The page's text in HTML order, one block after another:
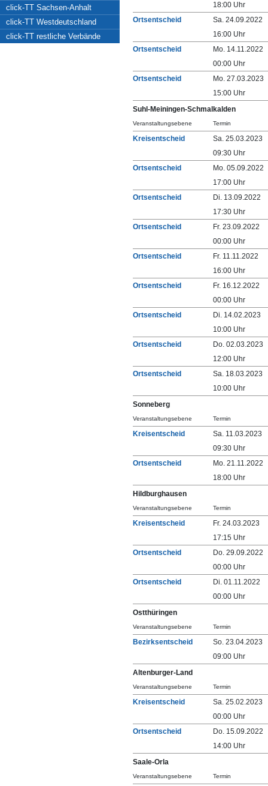
click-TT Sachsen-Anhalt
click-TT Westdeutschland
click-TT restliche Verbände
18:00 Uhr
Ortsentscheid
Sa. 24.09.2022
16:00 Uhr
Ortsentscheid
Mo. 14.11.2022
00:00 Uhr
Ortsentscheid
Mo. 27.03.2023
15:00 Uhr
Suhl-Meiningen-Schmalkalden
Veranstaltungsebene Termin
Kreisentscheid
Sa. 25.03.2023
09:30 Uhr
Ortsentscheid
Mo. 05.09.2022
17:00 Uhr
Ortsentscheid
Di. 13.09.2022
17:30 Uhr
Ortsentscheid
Fr. 23.09.2022
00:00 Uhr
Ortsentscheid
Fr. 11.11.2022
16:00 Uhr
Ortsentscheid
Fr. 16.12.2022
00:00 Uhr
Ortsentscheid
Di. 14.02.2023
10:00 Uhr
Ortsentscheid
Do. 02.03.2023
12:00 Uhr
Ortsentscheid
Sa. 18.03.2023
10:00 Uhr
Sonneberg
Veranstaltungsebene Termin
Kreisentscheid
Sa. 11.03.2023
09:30 Uhr
Ortsentscheid
Mo. 21.11.2022
18:00 Uhr
Hildburghausen
Veranstaltungsebene Termin
Kreisentscheid
Fr. 24.03.2023
17:15 Uhr
Ortsentscheid
Do. 29.09.2022
00:00 Uhr
Ortsentscheid
Di. 01.11.2022
00:00 Uhr
Ostthüringen
Veranstaltungsebene Termin
Bezirksentscheid
So. 23.04.2023
09:00 Uhr
Altenburger-Land
Veranstaltungsebene Termin
Kreisentscheid
Sa. 25.02.2023
00:00 Uhr
Ortsentscheid
Do. 15.09.2022
14:00 Uhr
Saale-Orla
Veranstaltungsebene Termin